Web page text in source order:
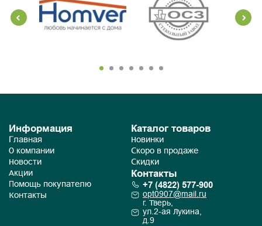
Информация
Главная
О компании
Новости
Акции
Помощь покупателю
Контакты
Каталог товаров
Новинки
Скоро в продаже
Скидки
Контакты
+7 (4822) 577-900
opt0907@mail.ru
г. Тверь,
ул.2-ая Лукина,
д.9